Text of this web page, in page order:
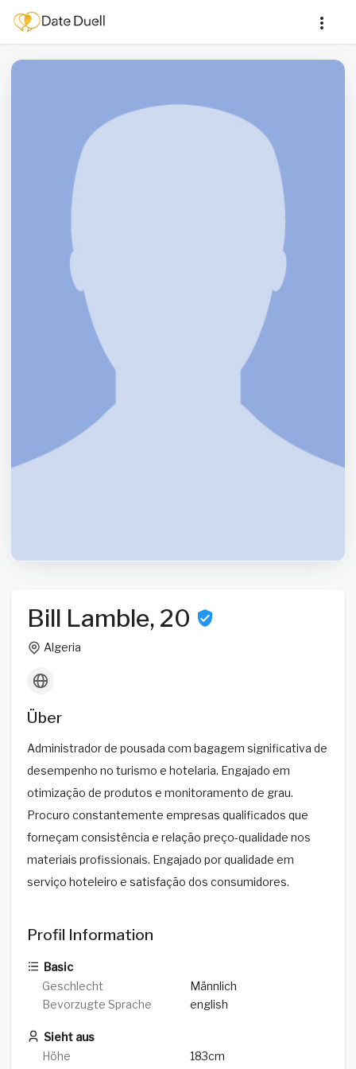
Bill Lamble, 20
Algeria
Über
Administrador de pousada com bagagem significativa de
desempenho no turismo e hotelaria. Engajado em
otimização de produtos e monitoramento de grau.
Procuro constantemente empresas qualificados que
forneçam consistência e relação preço-qualidade nos
materiais profissionais. Engajado por qualidade em
serviço hoteleiro e satisfação dos consumidores.
Profil Information
Basic
Geschlecht
Männlich
Bevorzugte Sprache
english
Sieht aus
Höhe
183cm